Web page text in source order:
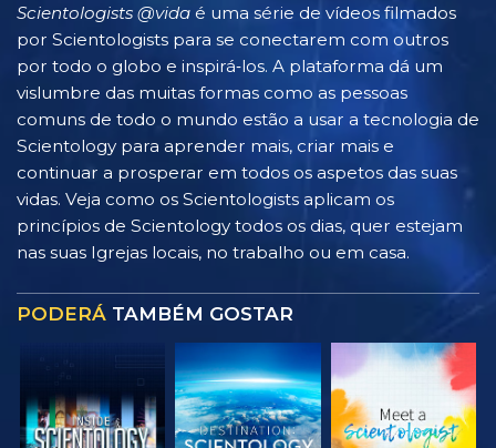
Scientologists @vida é uma série de vídeos filmados
por Scientologists para se conectarem com outros
por todo o globo e inspirá‑los. A plataforma dá um
vislumbre das muitas formas como as pessoas
comuns de todo o mundo estão a usar a tecnologia de
Scientology para aprender mais, criar mais e
continuar a prosperar em todos os aspetos das suas
vidas. Veja como os Scientologists aplicam os
princípios de Scientology todos os dias, quer estejam
nas suas Igrejas locais, no trabalho ou em casa.
PODERÁ TAMBÉM GOSTAR